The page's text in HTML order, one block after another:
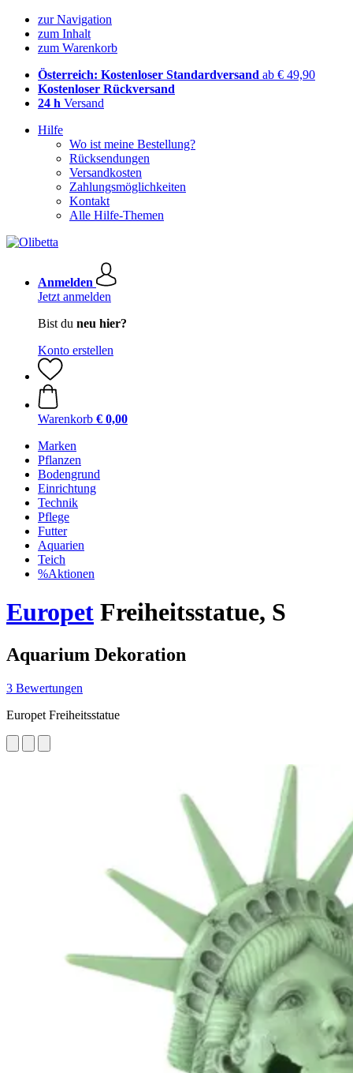
zur Navigation
zum Inhalt
zum Warenkorb
Österreich: Kostenloser Standardversand ab € 49,90
Kostenloser Rückversand
24 h Versand
Hilfe
Wo ist meine Bestellung?
Rücksendungen
Versandkosten
Zahlungsmöglichkeiten
Kontakt
Alle Hilfe-Themen
Anmelden
Jetzt anmelden
Bist du neu hier?
Konto erstellen
Warenkorb € 0,00
Marken
Pflanzen
Bodengrund
Einrichtung
Technik
Pflege
Futter
Aquarien
Teich
%Aktionen
Europet Freiheitsstatue, S
Aquarium Dekoration
3 Bewertungen
Europet Freiheitsstatue